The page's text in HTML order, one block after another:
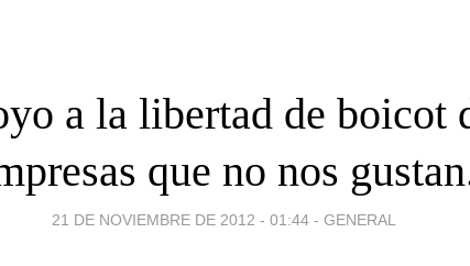
a la libertad de boicot
que no nos
21 DE NOVIEMBRE DE 2012 - 01:44 - GENERAL